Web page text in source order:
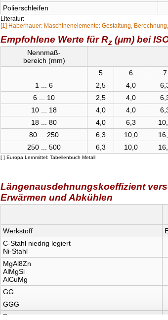
Polierschleifen
Literatur:
[1] Haberhauer: Maschinenelemente: Gestaltung,
Empfohlene Werte für Rz (μm) bei
Nennmaß-
bereich (mm)
5 6 7
1 ... 6
2,5 4,0
6 ... 10
2,5 4,0
10 ... 18
4,0 4,0
18 ... 80
4,0 6,3
80 ... 250
6,3 10,0
250 ... 500
6,3 10,0
[ ] Europa Lernmittel: Tabellenbuch Metall
Längenausdehnungskoeffizient
Erwärmen und Abkühlen
Werkstoff
C-Stahl niedrig legiert
Ni-Stahl
MgAl8Zn
AlMgSi
AlCuMg
GG
GGG
Temperguss